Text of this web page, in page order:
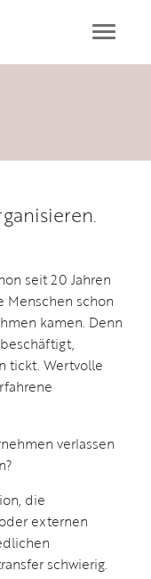
seit 20 Jahren
Menschen schon
kamen. Denn
tickt. Wertvolle
verlassen
die
externen
schwierig.